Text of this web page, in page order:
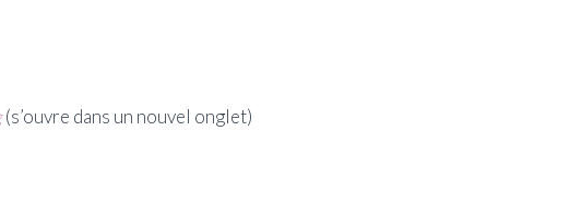
(s’ouvre dans un nouvel onglet)